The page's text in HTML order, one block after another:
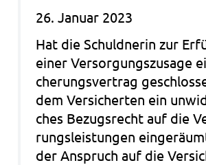
26. Januar 2023
Hat die Schuld­ne­rin zur
einer Ver­sor­gungs­zu­sa­ge
che­rungs­ver­trag
dem Ver­si­cher­ten ein
ches Bezugs­recht auf die
rungs­leis­tun­gen
der Anspruch auf die